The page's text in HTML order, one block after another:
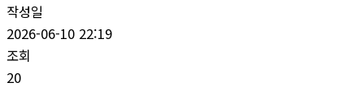
작성일
2026-06-10 22:19
조회
20